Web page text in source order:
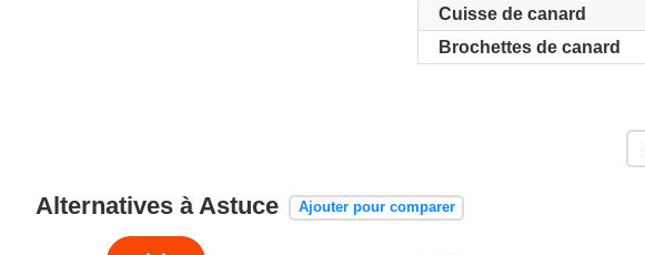
Cuisse de canard
Brochettes de canard
Alternatives à Astuce Ajouter pour comparer